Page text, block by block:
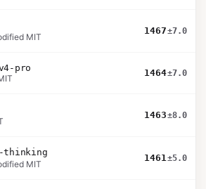
MIT
1467±7.0
pro
1464±7.0
1463±8.0
thinking
MIT
1461±5.0